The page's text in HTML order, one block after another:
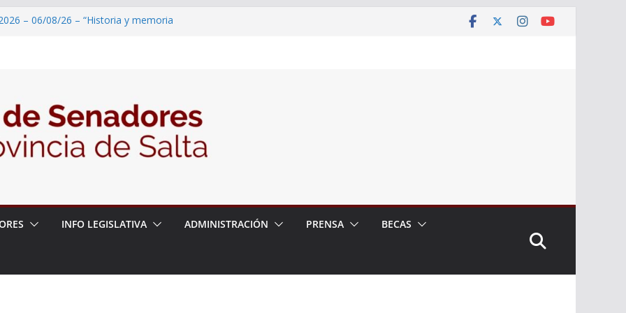
– 06/08/26 – “Historia y memoria
– 06/08/26 – Presentación del libro
del Dr. Víctor Alfredo Frías
– 06/08/26 – 82° Edición de la Expo
INFO LEGISLATIVA ADMINISTRACIÓN PRENSA BECAS